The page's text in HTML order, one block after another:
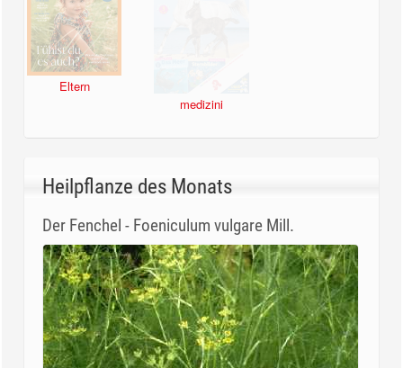
Eltern
medizini
Heilpflanze des Monats
Der Fenchel - Foeniculum vulgare Mill.